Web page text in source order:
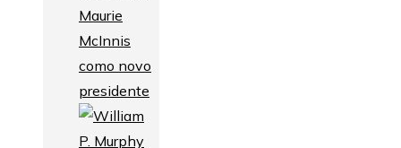
Maurie
McInnis
como novo
presidente